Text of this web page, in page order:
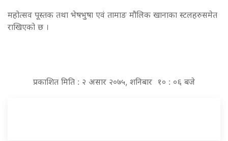
महोत्सव पूस्तक तथा भेषभुषा एवं तामाङ मौलिक खानाका स्टलहरुसमेत
राखिएको छ ।
प्रकाशित मिति : २ असार २०७५, शनिबार १० : ०६ बजे